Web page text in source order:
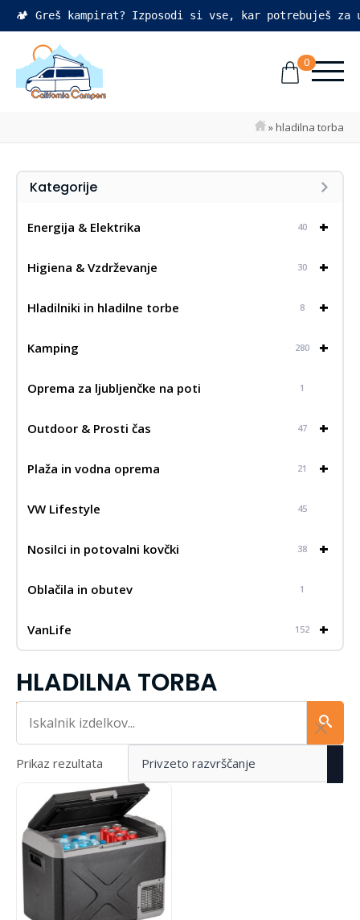
🏕️ Greš kampirat? Izposodi si vse, kar potrebuješ
0
»hladilna torba
Kategorije
+
Energija & Elektrika 40
+
Higiena & Vzdrževanje 30
+
Hladilniki in hladilne torbe 8
+
Kamping 280
Oprema za ljubljenčke na poti 1
+
Outdoor & Prosti čas 47
+
Plaža in vodna oprema 21
VW Lifestyle 45
+
Nosilci in potovalni kovčki 38
Oblačila in obutev 1
+
VanLife 152
HLADILNA TORBA
Iskalnik...
Prikaz rezultata